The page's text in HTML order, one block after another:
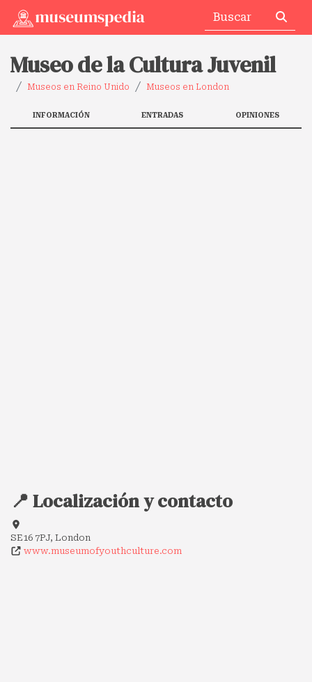
Museo de la Cultura Juvenil
Museos en Reino Unido Museos en London
INFORMACIÓN ENTRADAS OPINIONES
📍 Localización y contacto
SE16 7PJ, London
www.museumofyouthculture.com